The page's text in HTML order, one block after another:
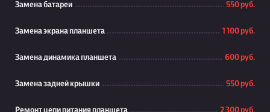
Замена батареи 550 руб.
Замена экрана планшета 1 100 руб.
Замена динамика планшета 600 руб.
Замена задней крышки 550 руб.
Ремонт цепи питания планшета 2 300 руб.